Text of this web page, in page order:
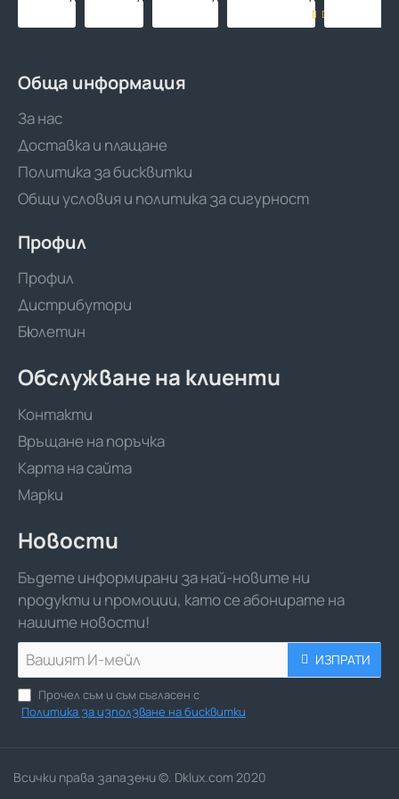
PE-
RT/EVOH/PE-
Обща информация
За нас
Доставка и плащане
Политика за бисквитки
Общи условия и политика за сигурност
Профил
Профил
Дистрибутори
Бюлетин
Обслужване на клиенти
Контакти
Връщане на поръчка
Карта на сайта
Марки
Новости
Бъдете информирани за най-новите ни
продукти и промоции, като се абонирате на
нашите новости!
И-
мейл
ИЗПРАТИ
Прочел съм и съм съгласен с
Политика за използване на бисквитки
Всички права запазени ©. Dklux.com 2020